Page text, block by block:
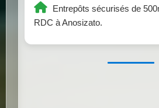
Entrepôts sécurisés de
RDC à Anosizato.